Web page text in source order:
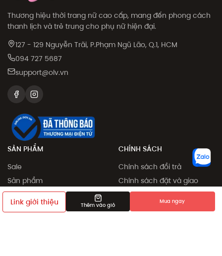
Link giới thiệu Thêm vào giỏ
Mua ngay
Thương hiệu thời trang nữ cao cấp, mang đến phong cách
thanh lịch và trẻ trung cho phụ nữ hiện đại.
127 - 129 Nguyễn Trãi, P.Phạm Ngũ Lão, Q.1, HCM
094 727 5687
support@olv.vn
SẢN PHẨM
Sale
Sản phẩm
Collection
Khám phá
CHÍNH SÁCH
Chính sách đổi trả
Chính sách đặt và giao
hàng
Phương thức thanh toán